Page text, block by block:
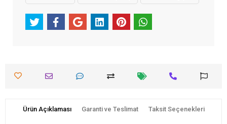
Ürün Açıklaması Garanti ve Teslimat Taksit Seçenekleri